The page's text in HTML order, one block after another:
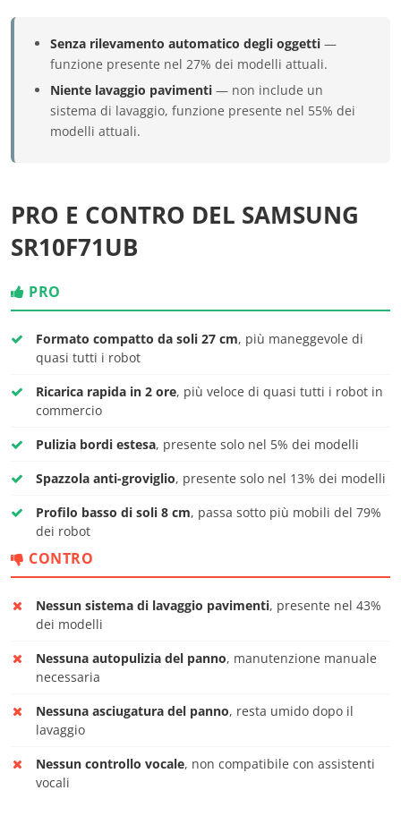
Senza rilevamento automatico degli oggetti —
funzione presente nel 27% dei modelli attuali.
Niente lavaggio pavimenti — non include un
sistema di lavaggio, funzione presente nel 55% dei
modelli attuali.
PRO E CONTRO DEL SAMSUNG
SR10F71UB
PRO
Formato compatto da soli 27 cm, più maneggevole di
quasi tutti i robot
Ricarica rapida in 2 ore, più veloce di quasi tutti i robot in
commercio
Pulizia bordi estesa, presente solo nel 5% dei modelli
Spazzola anti-groviglio, presente solo nel 13% dei modelli
Profilo basso di soli 8 cm, passa sotto più mobili del 79%
dei robot
CONTRO
Nessun sistema di lavaggio pavimenti, presente nel 43%
dei modelli
Nessuna autopulizia del panno, manutenzione manuale
necessaria
Nessuna asciugatura del panno, resta umido dopo il
lavaggio
Nessun controllo vocale, non compatibile con assistenti
vocali